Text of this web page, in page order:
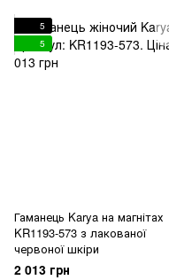
5
5
Гаманець Karya на магнітах
KR1193-573 з лакованої
червоної шкіри
2 013 грн